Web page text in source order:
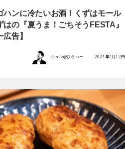
ハンに冷たいお酒！くずはモール
はの『夏うま！ごちそうFESTA』
広告】
シュン@ひらつー 2024年7月12日